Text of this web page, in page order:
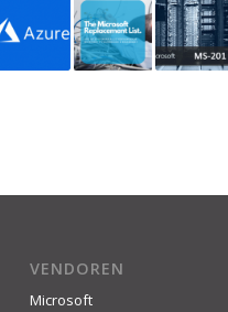
VENDOREN
Microsoft